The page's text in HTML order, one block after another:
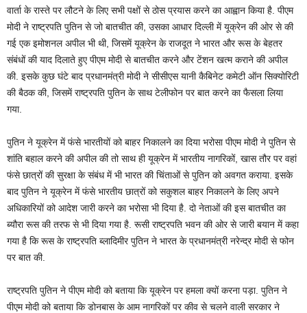
वार्ता के रास्ते पर लौटने के लिए सभी पक्षों से ठोस प्रयास करने का आह्वान किया है. पीएम
मोदी ने राष्ट्रपति पुतिन से जो बातचीत की, उसका आधार दिल्ली में यूक्रेन की ओर से की
गई एक इमोशनल अपील भी थी, जिसमें यूक्रेन के राजदूत ने भारत और रूस के बेहतर
संबंधों की याद दिलाते हुए पीएम मोदी से बातचीत करने और टेंशन खत्म कराने की अपील
की. इसके कुछ घंटे बाद प्रधानमंत्री मोदी ने सीसीएस यानी कैबिनेट कमेटी ऑन सिक्योरिटी
की बैठक की, जिसमें राष्ट्रपति पुतिन के साथ टेलीफोन पर बात करने का फैसला लिया
गया.
पुतिन ने यूक्रेन में फंसे भारतीयों को बाहर निकालने का दिया भरोसा पीएम मोदी ने पुतिन से
शांति बहाल करने की अपील की तो साथ ही यूक्रेन में भारतीय नागरिकों, खास तौर पर वहां
फंसे छात्रों की सुरक्षा के संबंध में भी भारत की चिंताओं से पुतिन को अवगत कराया. इसके
बाद पुतिन ने यूक्रेन में फंसे भारतीय छात्रों को सकुशल बाहर निकालने के लिए अपने
अधिकारियों को आदेश जारी करने का भरोसा भी दिया है. दो नेताओं की इस बातचीत का
ब्यौरा रूस की तरफ से भी दिया गया है. रूसी राष्ट्रपति भवन की ओर से जारी बयान में कहा
गया है कि रूस के राष्ट्रपति ब्लादिमीर पुतिन ने भारत के प्रधानमंत्री नरेन्द्र मोदी से फोन
पर बात की.
राष्ट्रपति पुतिन ने पीएम मोदी को बताया कि यूक्रेन पर हमला क्यों करना पड़ा. पुतिन ने
पीएम मोदी को बताया कि डोनबास के आम नागरिकों पर कीव से चलने वाली सरकार ने